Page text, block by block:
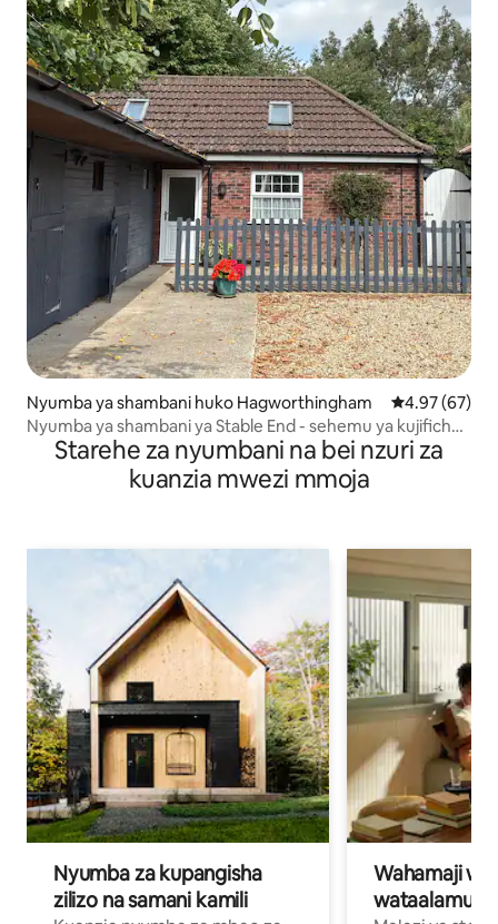
Nyumba ya shambani huko Hagworthingham Ukadiriaji wa
4.97 (67)
Nyumba ya shambani ya Stable End - sehemu ya kujificha
ya kupumzika, ya nyumbani
Starehe za nyumbani na bei nzuri za
kuanzia mwezi mmoja
Nyumba za kupangisha
zilizo na samani kamili
Wahamaji
wataalamu